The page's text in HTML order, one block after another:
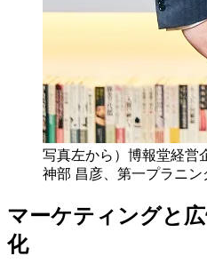
写真左から）博報堂経営
神部 昌彦、第一プラニン
マーケティングと
化